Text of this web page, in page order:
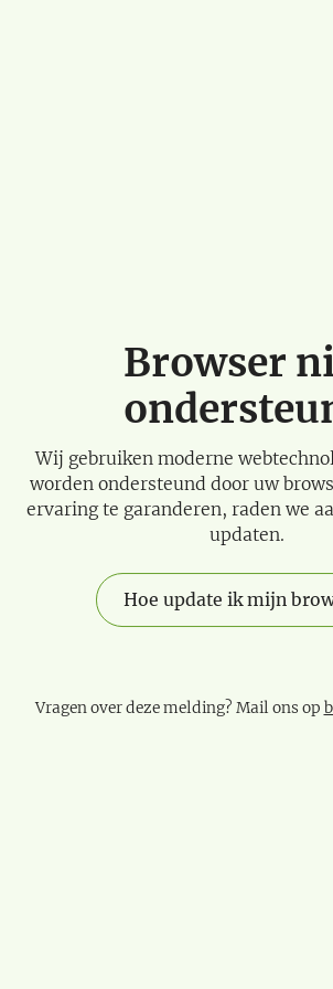
Browser
Wij gebruiken moderne
worden ondersteund door uw
ervaring te garanderen, raden we
updaten.
Hoe update ik mijn
Vragen over deze melding? Mail ons op